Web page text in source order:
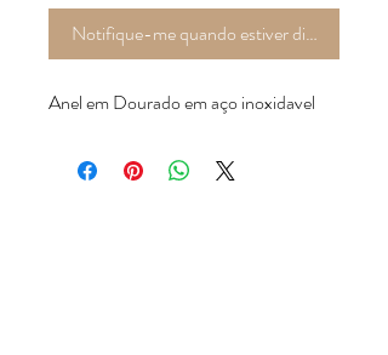
Notifique-me quando estiver disponível
Anel em Dourado em aço inoxidavel